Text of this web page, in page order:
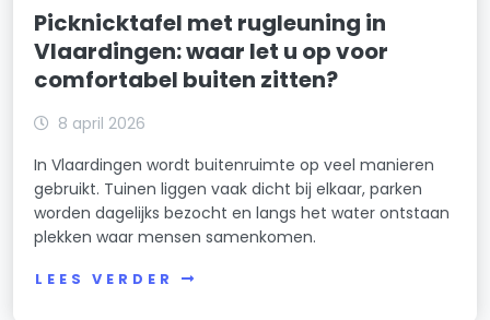
Picknicktafel met rugleuning in
Vlaardingen: waar let u op voor
comfortabel buiten zitten?
8 april 2026
In Vlaardingen wordt buitenruimte op veel manieren
gebruikt. Tuinen liggen vaak dicht bij elkaar, parken
worden dagelijks bezocht en langs het water ontstaan
plekken waar mensen samenkomen.
LEES VERDER